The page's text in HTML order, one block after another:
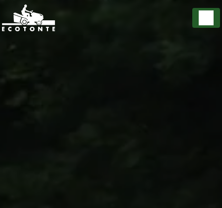
Panneau de gestion des cookies